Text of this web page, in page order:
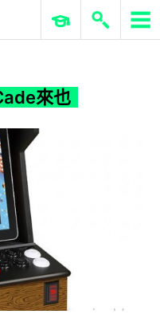
來也
ERP 與商業 AI
來也